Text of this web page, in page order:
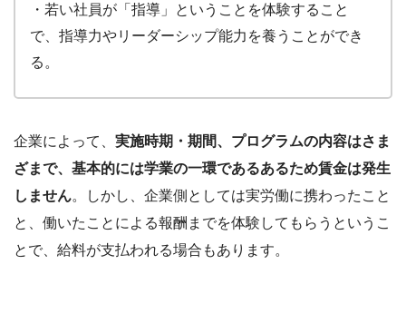
・若い社員が「指導」ということを体験すること
で、指導力やリーダーシップ能力を養うことができ
る。
企業によって、 実施時期・期間、プログラムの内容はさま
ざまで、基本的には学業の一環であるあるため賃金は発生
しません。しかし、企業側としては実労働に携わったこと
と、働いたことによる報酬までを体験してもらうというこ
とで、給料が支払われる場合もあります。